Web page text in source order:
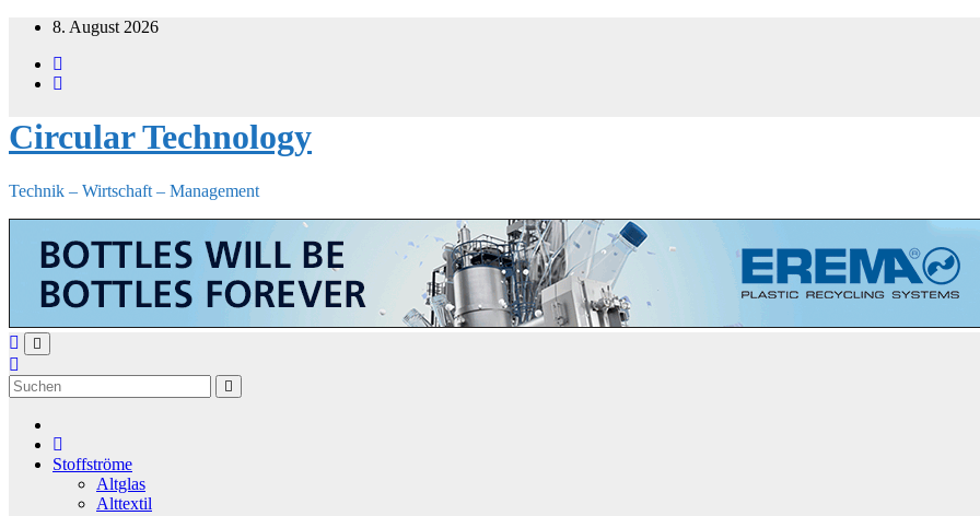
Zum
springen
8. August 2026
Circular Technology
Technik – Wirtschaft – Management
Stoffströme
Altglas
Alttextil